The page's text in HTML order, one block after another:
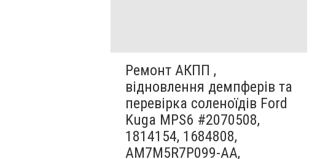
Ремонт АКПП ,
відновлення демпферів та
перевірка соленоїдів Ford
Kuga MPS6 #2070508,
1814154, 1684808,
AM7M5R7P099-AA,